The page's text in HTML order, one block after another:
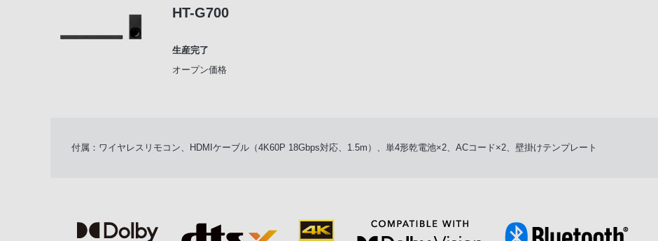
HT-G700
生産完了
オープン価格
付属：ワイヤレスリモコン、HDMIケーブル（4K60P 18Gbps対応、1.5m）、単4形乾電池×2、ACコード×2、壁掛けテンプレート